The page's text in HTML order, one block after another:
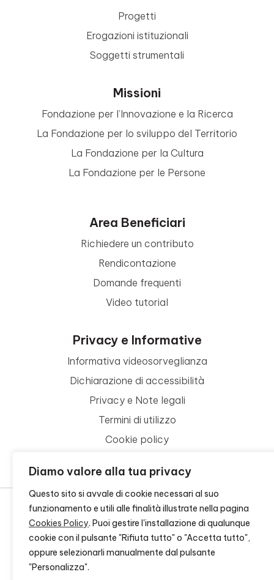
Diamo valore alla tua privacy
Questo sito si avvale di cookie necessari al suo
funzionamento e utili alle finalità illustrate nella pagina
Cookies Policy. Puoi gestire l'installazione di qualunque
cookie con il pulsante "Rifiuta tutto" o "Accetta tutto",
oppure selezionarli manualmente dal pulsante
"Personalizza".
Progetti
Erogazioni istituzionali
Soggetti strumentali
Missioni
Fondazione per l’Innovazione e la Ricerca
La Fondazione per lo sviluppo del Territorio
La Fondazione per la Cultura
La Fondazione per le Persone
Area Beneficiari
Richiedere un contributo
Rendicontazione
Domande frequenti
Video tutorial
Privacy e Informative
Informativa videosorveglianza
Dichiarazione di accessibilità
Privacy e Note legali
Termini di utilizzo
Cookie policy
© 2026 - FONDAZIONE CR FIRENZE - CF 00524310489 -
CREDITS